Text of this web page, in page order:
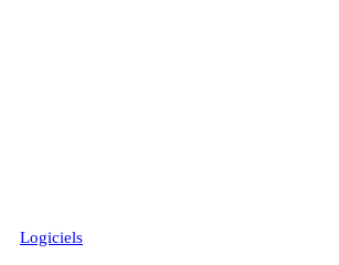
Logiciels